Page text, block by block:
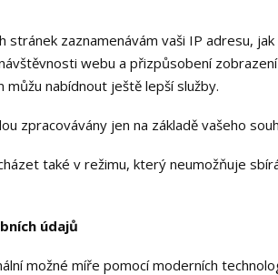
stránek zaznamenávám vaši IP adresu,
webu a přizpůsobení
nabídnout ještě lepší služby.
zpracovávány jen na základě vašeho
také v režimu, který neumožňuje
údajů
možné míře pomocí moderních